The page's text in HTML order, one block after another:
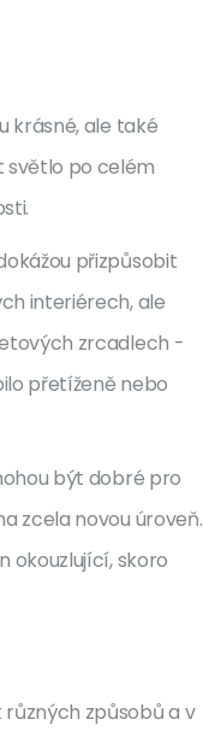
krásné, ale také
světlo po celém
přizpůsobit
interiérech, ale
zrcadlech -
přetíženě nebo
být dobré pro
zcela novou úroveň.
okouzlující, skoro
způsobů a v